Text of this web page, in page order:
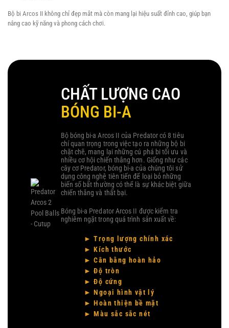
Bộ bi Arcos II không chỉ đẹp mắt mà còn mang lại hiệu suất đỉnh cao, giúp bạn
nâng cao kỹ năng và phong cách chơi.
CHẤT LƯỢNG CAO
BÓNG BI-A
Bộ bóng bi-a Arcos II của Predator có 8 tiêu
chí quan trọng trong việc tạo ra những bộ bi
chặt chẽ, mang lại những cú phá bi tối ưu và
nhiều cơ hội chiến thắng hơn. Giống như các
cây cơ Predator, bóng bi-a của chúng tôi sử
dụng công nghệ tiên tiến để loại bỏ những
biến số bất thường có thể là sự khác biệt giữa
chiến thắng và thất bại.
Bóng bi-a Predator Arcos II được kiểm tra
nghiêm ngặt trong quá trình sản xuất về:
► Trọng lượng chính xác
► Kích thước
► Cân bằng hoàn hảo
► Độ tròn
► Độ cứng
► Ngoại hình vật lý
► Hoàn thiện bề mặt
► Màu sắc sắc nét